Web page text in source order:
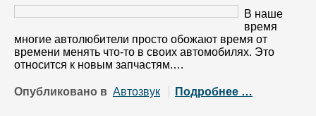
В наше
время
многие автолюбители просто обожают время от
времени менять что-то в своих автомобилях. Это
относится к новым запчастям.…
Опубликовано в Автозвук Подробнее …